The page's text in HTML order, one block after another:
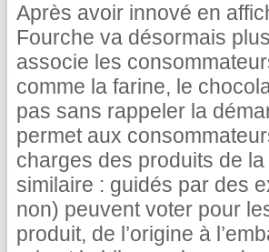
Après avoir innové en
Fourche va désormais
associe les
comme la farine, le
pas sans rappeler la
permet aux
charges des produits de
similaire : guidés par des
non) peuvent voter pour
produit, de l’origine à